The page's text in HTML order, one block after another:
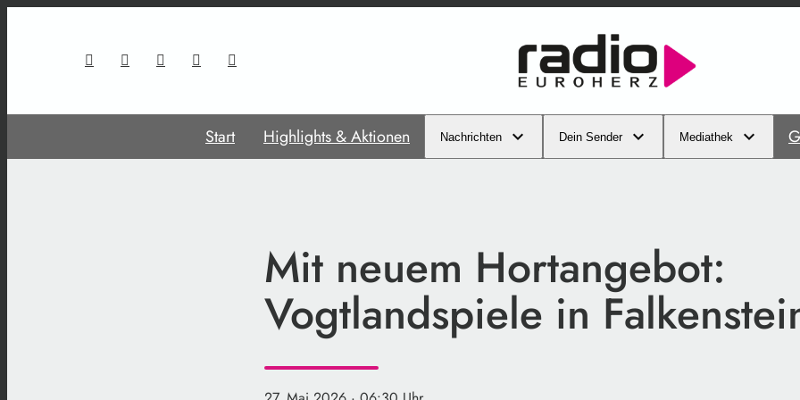
Start Highlights & Aktionen Nachrichten Dein Sender Mediathek
Mit neuem Hortangebot:
Vogtlandspiele in